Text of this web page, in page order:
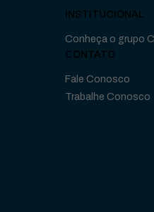
INSTITUCIONAL
Conheça o grupo
CONTATO
Fale Conosco
Trabalhe Conosco